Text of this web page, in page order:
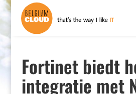
Fortinet biedt
integratie met